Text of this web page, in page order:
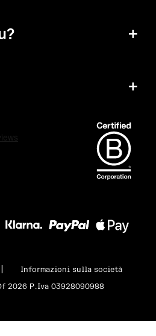
+
+
Informazioni sulla società
2026 P.Iva 03928090988